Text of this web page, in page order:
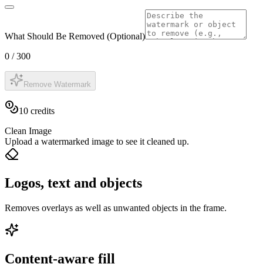
What Should Be Removed (Optional)
0 /300
Remove Watermark
10 credits
Clean Image
Upload a watermarked image to see it cleaned up.
Logos, text and objects
Removes overlays as well as unwanted objects in the frame.
Content-aware fill